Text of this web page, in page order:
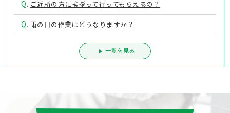
Q. ご近所の方に挨拶って行ってもらえるの？
Q. 雨の日の作業はどうなりますか？
一覧を見る